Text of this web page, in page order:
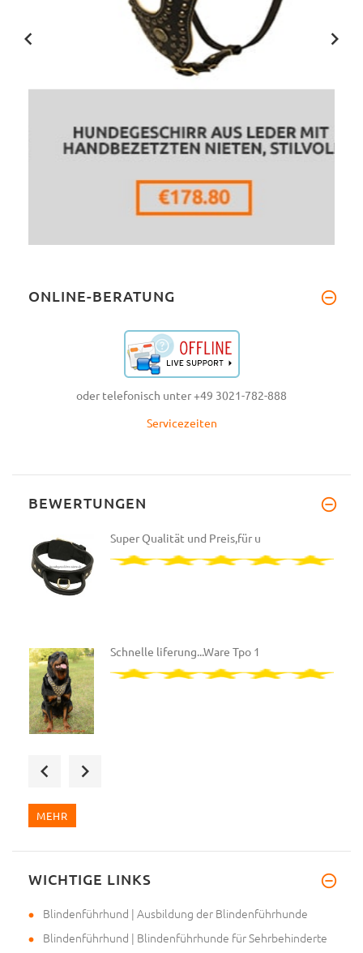
ONLINE-BERATUNG
oder telefonisch unter +49 3021-782-888
Servicezeiten
BEWERTUNGEN
Super Qualität und Preis,für u
Schnelle liferung...Ware Tpo 1
Mein Frauchen hat mir den Maul
MEHR
WICHTIGE LINKS
Blindenführhund | Ausbildung der Blindenführhunde
Blindenführhund | Blindenführhunde für Sehrbehinderte